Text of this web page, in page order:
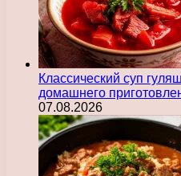
Классический суп
домашнего
07.08.2026